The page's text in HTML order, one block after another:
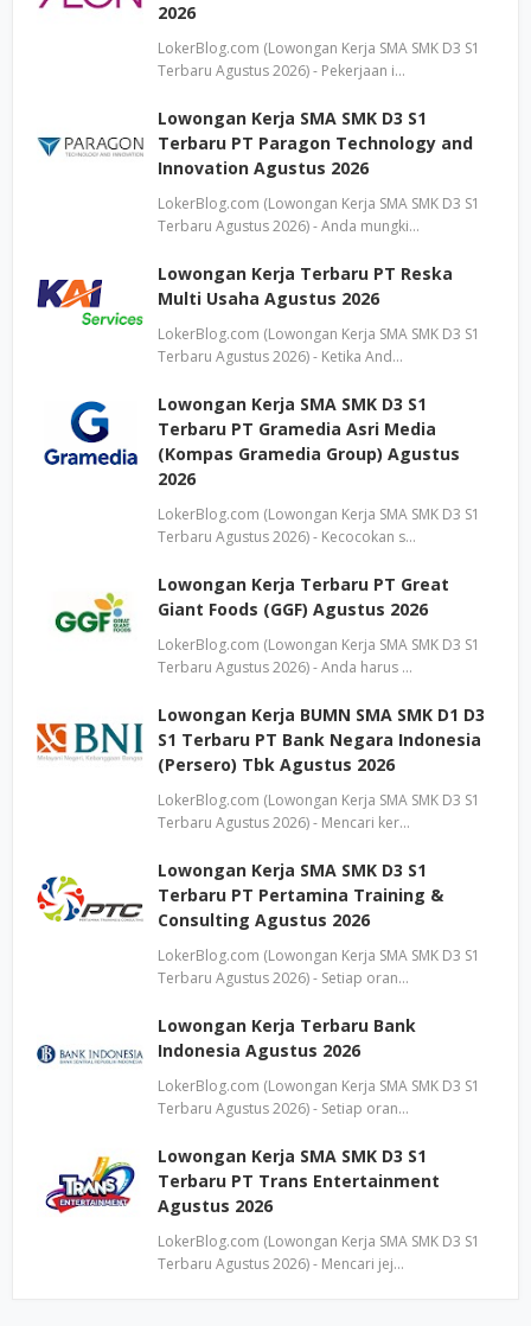
2026
LokerBlog.com (Lowongan Kerja SMA SMK D3 S1
Terbaru Agustus 2026) - Pekerjaan i…
Lowongan Kerja SMA SMK D3 S1
Terbaru PT Paragon Technology and
Innovation Agustus 2026
LokerBlog.com (Lowongan Kerja SMA SMK D3 S1
Terbaru Agustus 2026) - Anda mungki…
Lowongan Kerja Terbaru PT Reska
Multi Usaha Agustus 2026
LokerBlog.com (Lowongan Kerja SMA SMK D3 S1
Terbaru Agustus 2026) - Ketika And…
Lowongan Kerja SMA SMK D3 S1
Terbaru PT Gramedia Asri Media
(Kompas Gramedia Group) Agustus
2026
LokerBlog.com (Lowongan Kerja SMA SMK D3 S1
Terbaru Agustus 2026) - Kecocokan s…
Lowongan Kerja Terbaru PT Great
Giant Foods (GGF) Agustus 2026
LokerBlog.com (Lowongan Kerja SMA SMK D3 S1
Terbaru Agustus 2026) - Anda harus …
Lowongan Kerja BUMN SMA SMK D1 D3
S1 Terbaru PT Bank Negara Indonesia
(Persero) Tbk Agustus 2026
LokerBlog.com (Lowongan Kerja SMA SMK D3 S1
Terbaru Agustus 2026) - Mencari ker…
Lowongan Kerja SMA SMK D3 S1
Terbaru PT Pertamina Training &
Consulting Agustus 2026
LokerBlog.com (Lowongan Kerja SMA SMK D3 S1
Terbaru Agustus 2026) - Setiap oran…
Lowongan Kerja Terbaru Bank
Indonesia Agustus 2026
LokerBlog.com (Lowongan Kerja SMA SMK D3 S1
Terbaru Agustus 2026) - Setiap oran…
Lowongan Kerja SMA SMK D3 S1
Terbaru PT Trans Entertainment
Agustus 2026
LokerBlog.com (Lowongan Kerja SMA SMK D3 S1
Terbaru Agustus 2026) - Mencari jej…